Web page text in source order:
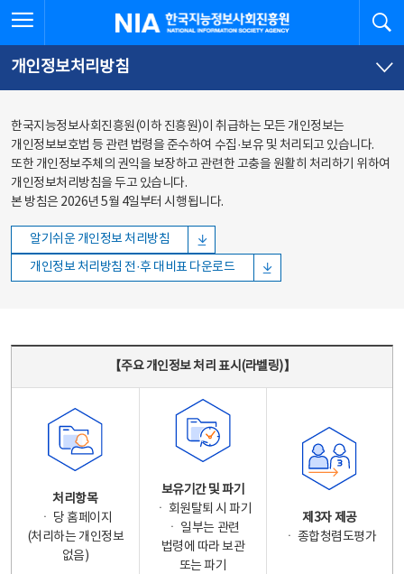
바로가기
바로가기
한국지능정보사회진흥원
개인정보처리방침
한국지능정보사회진흥원(이하 진흥원)이 취급하는 모든 개인정보는
개인정보보호법 등 관련 법령을 준수하여 수집·보유 및 처리되고 있습니다.
또한 개인정보주체의 권익을 보장하고 관련한 고충을 원활히 처리하기 위하여
개인정보처리방침을 두고 있습니다.
본 방침은 2026년 5월 4일부터 시행됩니다.
알기쉬운 개인정보 처리방침
개인정보 처리방침 전·후 대비표 다운로드
【주요 개인정보 처리 표시(라벨링)】
처리항목
ㆍ 당 홈페이지
(처리하는 개인정보
없음)
보유기간 및 파기
ㆍ 회원탈퇴 시 파기
ㆍ 일부는 관련
법령에 따라 보관
또는 파기
제3자 제공
ㆍ 종합청렴도평가